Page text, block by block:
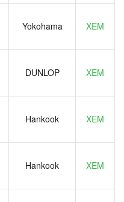
Yokohama XEM
DUNLOP XEM
Hankook XEM
Hankook XEM